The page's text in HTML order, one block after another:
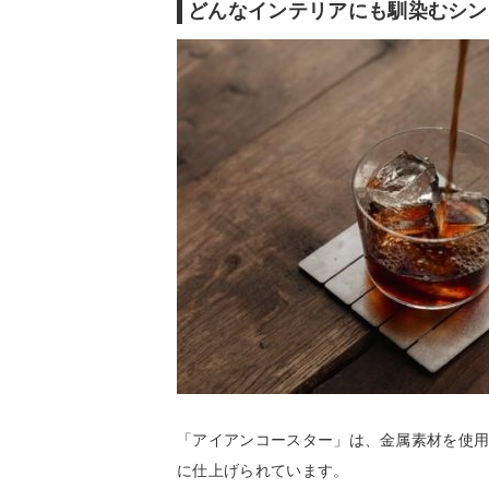
どんなインテリアにも馴染むシ
「アイアンコースター」は、金属素材を使
に仕上げられています。